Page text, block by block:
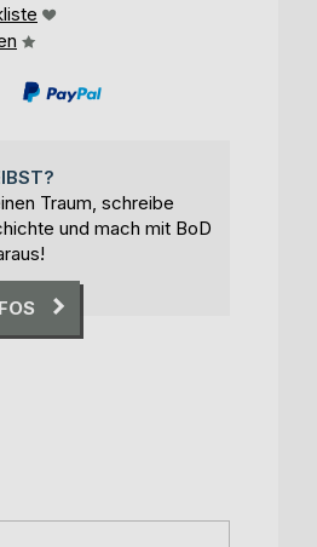
Traum, schreibe
und mach mit BoD